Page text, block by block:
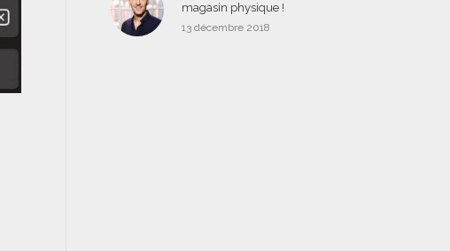
magasin physique !
13 décembre 2018